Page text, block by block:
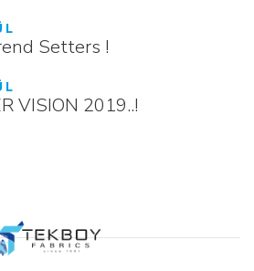
Setters !
VISION 2019..!